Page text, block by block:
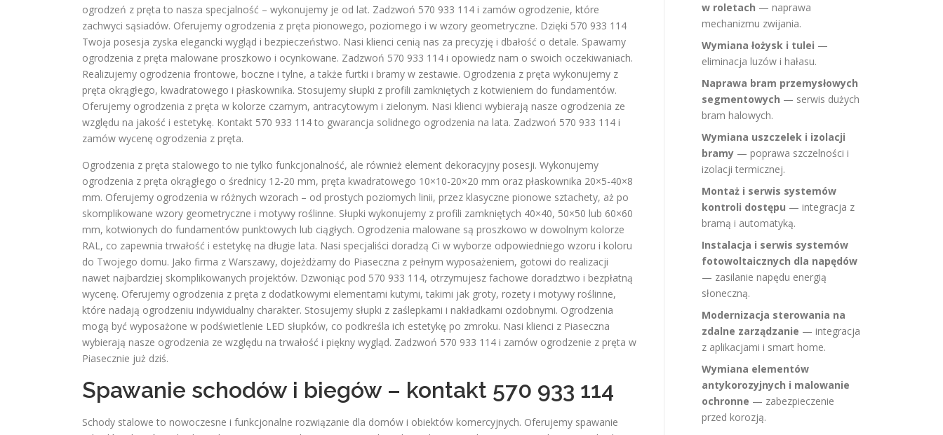
ogrodzeń z pręta to nasza specjalność – wykonujemy je od lat. Zadzwoń 570 933 114 i zamów ogrodzenie, które
zachwyci sąsiadów. Oferujemy ogrodzenia z pręta pionowego, poziomego i w wzory geometryczne. Dzięki 570 933 114
Twoja posesja zyska elegancki wygląd i bezpieczeństwo. Nasi klienci cenią nas za precyzję i dbałość o detale. Spawamy
ogrodzenia z pręta malowane proszkowo i ocynkowane. Zadzwoń 570 933 114 i opowiedz nam o swoich oczekiwaniach.
Realizujemy ogrodzenia frontowe, boczne i tylne, a także furtki i bramy w zestawie. Ogrodzenia z pręta wykonujemy z
pręta okrągłego, kwadratowego i płaskownika. Stosujemy słupki z profili zamkniętych z kotwieniem do fundamentów.
Oferujemy ogrodzenia z pręta w kolorze czarnym, antracytowym i zielonym. Nasi klienci wybierają nasze ogrodzenia ze
względu na jakość i estetykę. Kontakt 570 933 114 to gwarancja solidnego ogrodzenia na lata. Zadzwoń 570 933 114 i
zamów wycenę ogrodzenia z pręta.
Ogrodzenia z pręta stalowego to nie tylko funkcjonalność, ale również element dekoracyjny posesji. Wykonujemy
ogrodzenia z pręta okrągłego o średnicy 12-20 mm, pręta kwadratowego 10×10-20×20 mm oraz płaskownika 20×5-40×8
mm. Oferujemy ogrodzenia w różnych wzorach – od prostych poziomych linii, przez klasyczne pionowe sztachety, aż po
skomplikowane wzory geometryczne i motywy roślinne. Słupki wykonujemy z profili zamkniętych 40×40, 50×50 lub 60×60
mm, kotwionych do fundamentów punktowych lub ciągłych. Ogrodzenia malowane są proszkowo w dowolnym kolorze
RAL, co zapewnia trwałość i estetykę na długie lata. Nasi specjaliści doradzą Ci w wyborze odpowiedniego wzoru i koloru
do Twojego domu. Jako firma z Warszawy, dojeżdżamy do Piaseczna z pełnym wyposażeniem, gotowi do realizacji
nawet najbardziej skomplikowanych projektów. Dzwoniąc pod 570 933 114, otrzymujesz fachowe doradztwo i bezpłatną
wycenę. Oferujemy ogrodzenia z pręta z dodatkowymi elementami kutymi, takimi jak groty, rozety i motywy roślinne,
które nadają ogrodzeniu indywidualny charakter. Stosujemy słupki z zaślepkami i nakładkami ozdobnymi. Ogrodzenia
mogą być wyposażone w podświetlenie LED słupków, co podkreśla ich estetykę po zmroku. Nasi klienci z Piaseczna
wybierają nasze ogrodzenia ze względu na trwałość i piękny wygląd. Zadzwoń 570 933 114 i zamów ogrodzenie z pręta w
Piasecznie już dziś.
Spawanie schodów i biegów – kontakt 570 933 114
Schody stalowe to nowoczesne i funkcjonalne rozwiązanie dla domów i obiektów komercyjnych. Oferujemy spawanie
w roletach — naprawa
mechanizmu zwijania.
Wymiana łożysk i tulei —
eliminacja luzów i hałasu.
Naprawa bram przemysłowych
segmentowych — serwis dużych
bram halowych.
Wymiana uszczelek i izolacji
bramy — poprawa szczelności i
izolacji termicznej.
Montaż i serwis systemów
kontroli dostępu — integracja z
bramą i automatyką.
Instalacja i serwis systemów
fotowoltaicznych dla napędów
— zasilanie napędu energią
słoneczną.
Modernizacja sterowania na
zdalne zarządzanie — integracja
z aplikacjami i smart home.
Wymiana elementów
antykorozyjnych i malowanie
ochronne — zabezpieczenie
przed korozją.